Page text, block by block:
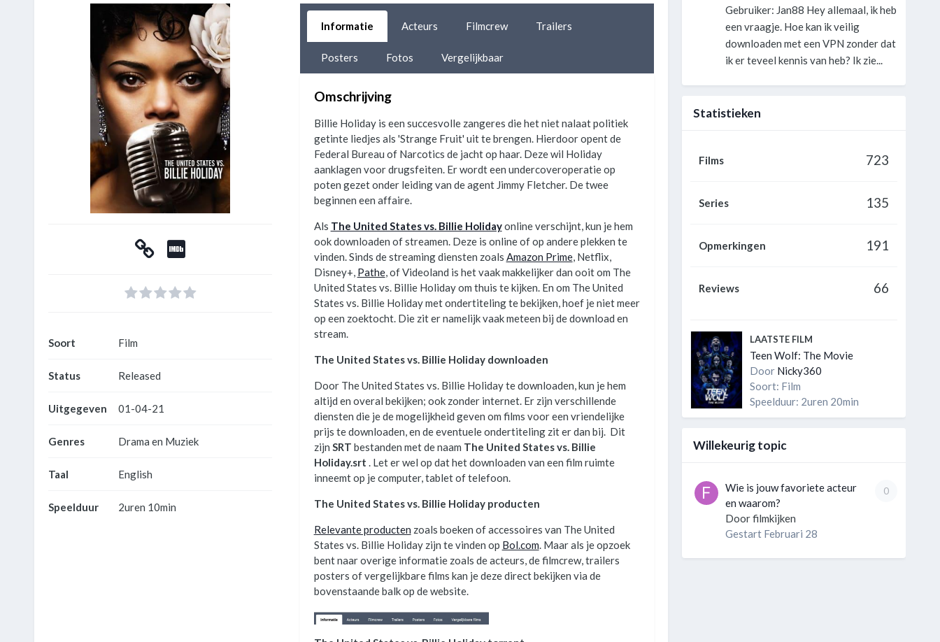
Soort Film
Status Released
Uitgegeven 01-04-21
Genres Drama en Muziek
Taal English
Speelduur 2uren 10min
Informatie Acteurs Filmcrew Trailers
Posters Fotos Vergelijkbaar
Omschrijving
Billie Holiday is een succesvolle zangeres die het niet nalaat politiek
getinte liedjes als 'Strange Fruit' uit te brengen. Hierdoor opent de
Federal Bureau of Narcotics de jacht op haar. Deze wil Holiday
aanklagen voor drugsfeiten. Er wordt een undercoveroperatie op
poten gezet onder leiding van de agent Jimmy Fletcher. De twee
beginnen een affaire.
Als The United States vs. Billie Holidayonline verschijnt, kun je hem
ook downloaden of streamen. Deze is online of op andere plekken te
vinden. Sinds de streaming diensten zoals Amazon Prime, Netflix,
Disney+, Pathe, of Videoland is het vaak makkelijker dan ooit om The
United States vs. Billie Holiday om thuis te kijken. En om The United
States vs. Billie Holiday met ondertiteling te bekijken, hoef je niet meer
op een zoektocht. Die zit er namelijk vaak meteen bij de download en
stream.
The United States vs. Billie Holiday downloaden
Door The United States vs. Billie Holiday te downloaden, kun je hem
altijd en overal bekijken; ook zonder internet. Er zijn verschillende
diensten die je de mogelijkheid geven om films voor een vriendelijke
prijs te downloaden, en de eventuele ondertiteling zit er dan bij. Dit
zijn SRT bestanden met de naam The United States vs. Billie
Holiday.srt
. Let er wel op dat het downloaden van een film ruimte
inneemt op je computer, tablet of telefoon.
The United States vs. Billie Holiday producten
Relevante producten zoals boeken of accessoires van The United
States vs. Billie Holiday zijn te vinden op Bol.com . Maar als je opzoek
bent naar overige informatie zoals de acteurs, de filmcrew, trailers
posters of vergelijkbare films kan je deze direct bekijken via de
bovenstaande balk op de website.
Gebruiker: Jan88 Hey allemaal, ik heb
een vraagje. Hoe kan ik veilig
downloaden met een VPN zonder dat
ik er teveel kennis van heb? Ik zie...
Statistieken
Films 723
Series 135
Opmerkingen 191
Reviews 66
LAATSTE FILM
Teen Wolf: The Movie
Door Nicky360
Soort: Film
Speelduur: 2uren 20min
Willekeurig topic
0
Wie is jouw favoriete acteur
en waarom?
Doorfilmkijken
Gestart Februari 28